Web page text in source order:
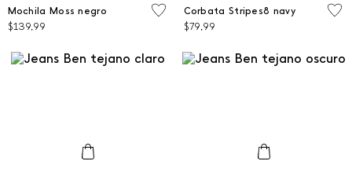
Talla Única
AGREGAR AL CARRITO
Mochila Moss negro
$139,99
Talla Única
AGREGAR AL CARRITO
Corbata Stripes8 navy
$79,99